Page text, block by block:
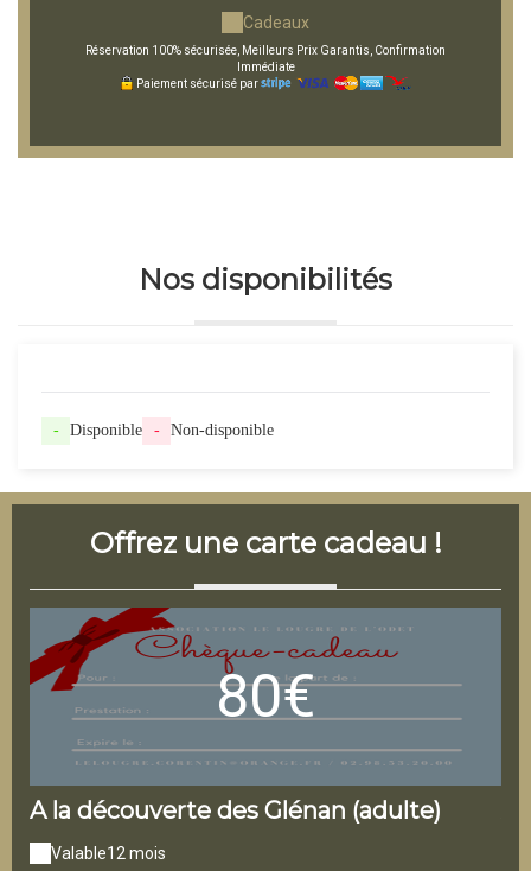
Cadeaux
Réservation 100% sécurisée, Meilleurs Prix Garantis, Confirmation
Immédiate
Paiement sécurisé par
Nos disponibilités
- Disponible - Non-disponible
Offrez une carte cadeau !
80€
A la découverte des Glénan (adulte)
Valable12 mois